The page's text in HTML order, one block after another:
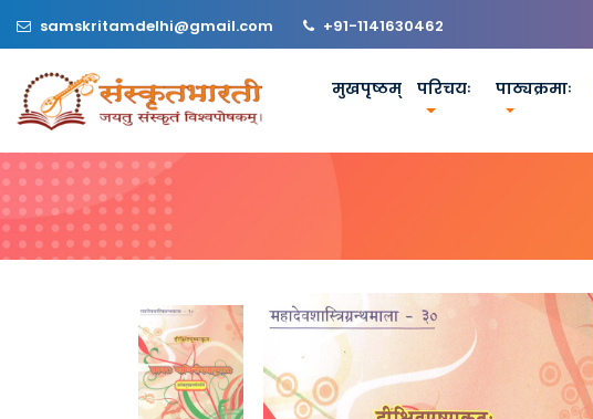
samskritamdelhi@gmail.com +91-1141630462
मुखपृष्ठम् परिचयः पाठ्यक्रमाः